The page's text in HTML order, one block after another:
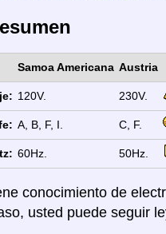
Samoa Americana Austria
120V. 230V.
A, B, F, I. C, F.
60Hz. 50Hz.
conocimiento de
usted puede seguir